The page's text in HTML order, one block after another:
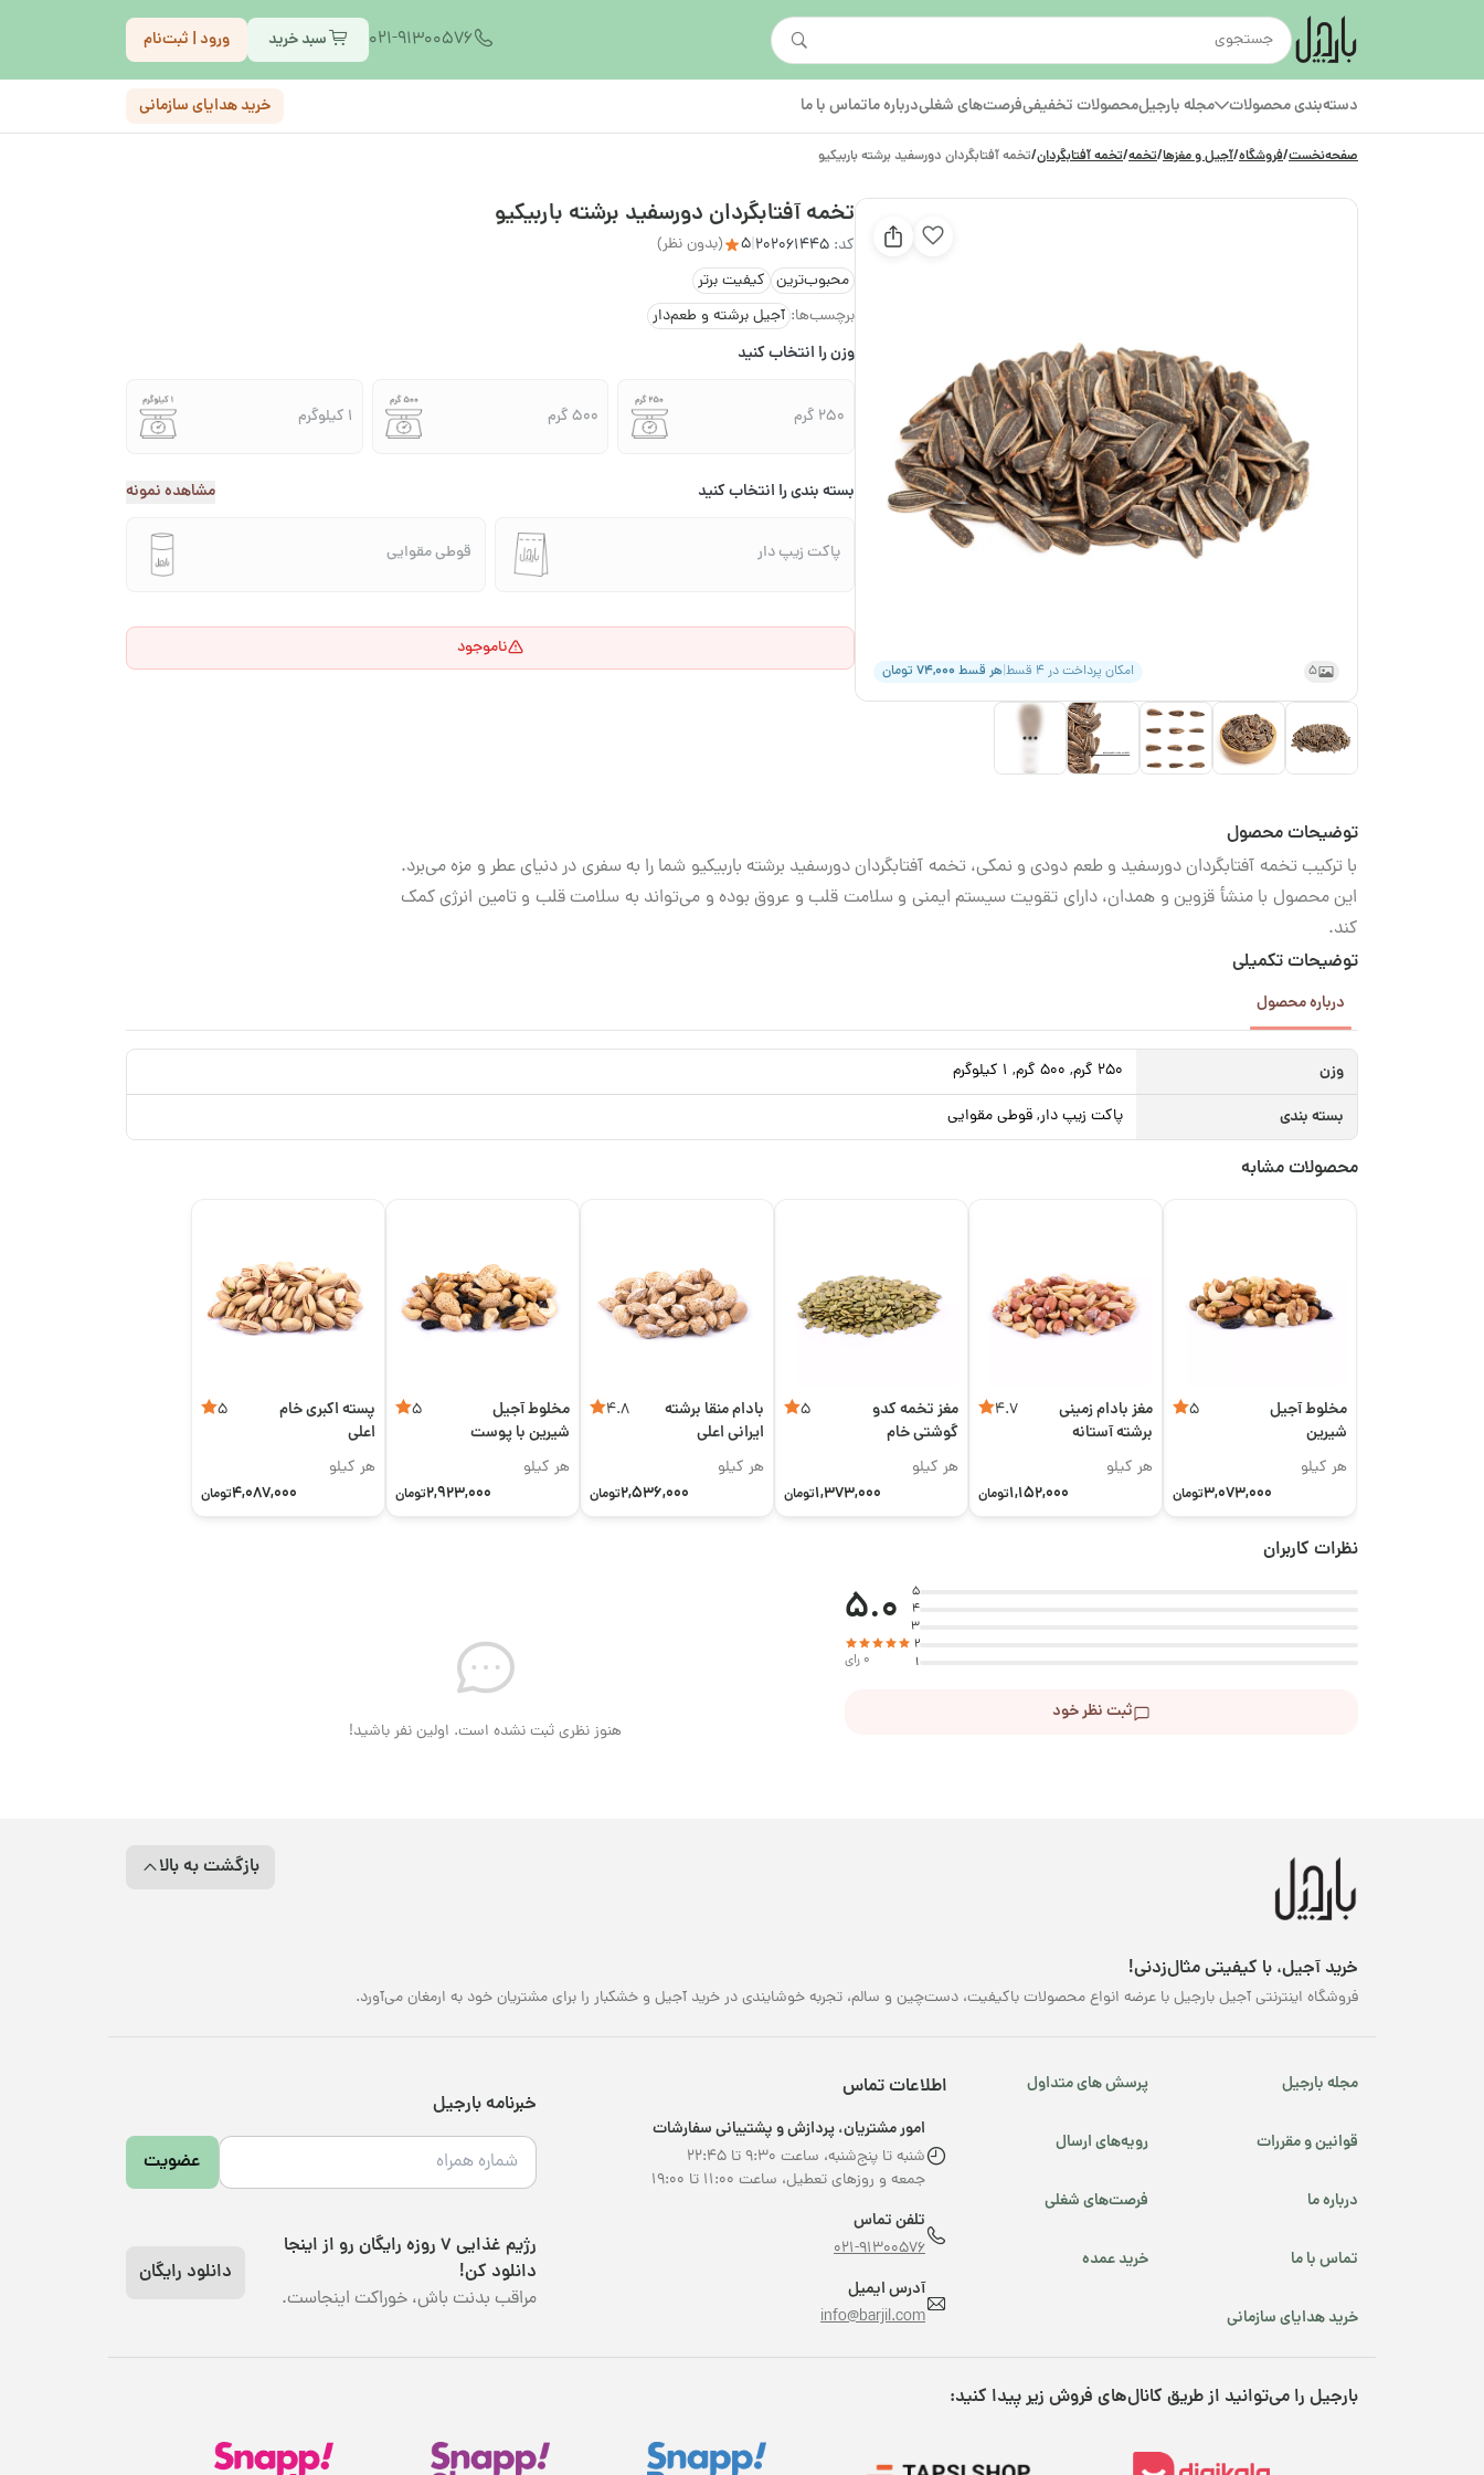
021-91300576 سبد خرید ورود | ثبت‌نام
دسته‌بندی محصولات مجله بارجیلمحصولات تخفیفیفرصت‌های شغلیدرباره ماتماس با ما خرید هدایای سازمانی
صفحه‌نخست/فروشگاه/آجیل و مغزها/تخمه/تخمه آفتابگردان/تخمه آفتابگردان دورسفید برشته باربیکیو
5 امکان پرداخت در ۴ قسط |هر قسط ۷۴,۰۰۰ تومان
تخمه آفتابگردان دورسفید برشته باربیکیو
کد: 202061445
|
5
(بدون نظر)
محبوب‌ترین کیفیت برتر
برچسب‌ها: آجیل برشته و طعم‌دار
وزن را انتخاب کنید
250 گرم 500 گرم 1 کیلوگرم
بسته بندی را انتخاب کنید مشاهده نمونه
پاکت زیپ دار قوطی مقوایی
ناموجود
توضیحات محصول
با ترکیب تخمه آفتابگردان دورسفید و طعم دودی و نمکی، تخمه آفتابگردان دورسفید برشته باربیکیو شما را به سفری در دنیای عطر و مزه می‌برد.
این محصول با منشأ قزوین و همدان، دارای تقویت سیستم ایمنی و سلامت قلب و عروق بوده و می‌تواند به سلامت قلب و تامین انرژی کمک
کند.
توضیحات تکمیلی
درباره محصول
وزن 250 گرم, 500 گرم, 1 کیلوگرم
بسته بندی پاکت زیپ دار, قوطی مقوایی
محصولات مشابه
مخلوط آجیل
شیرین
5
هر کیلو
3,073,000تومان
مغز بادام زمینی
برشته آستانه
اعلی
4.7
هر کیلو
1,152,000تومان
مغز تخمه کدو
گوشتی خام
5
هر کیلو
1,373,000تومان
بادام منقا برشته
ایرانی اعلی
4.8
هر کیلو
2,536,000تومان
مخلوط آجیل
شیرین با پوست
5
هر کیلو
2,923,000تومان
پسته اکبری خام
اعلی
5
هر کیلو
4,087,000تومان
نظرات کاربران
5
4
3
2
1
5.0
0 رای
ثبت نظر خود
هنوز نظری ثبت نشده است. اولین نفر باشید!
بازگشت به بالا
خرید آجیل، با کیفیتی مثال‌زدنی!
فروشگاه اینترنتی آجیل بارجیل با عرضه انواع محصولات باکیفیت، دست‌چین و سالم، تجربه خوشایندی در خرید آجیل و خشکبار را برای مشتریان خود به ارمغان می‌آورد.
مجله بارجیل پرسش های متداول
قوانین و مقررات رویه‌های ارسال
درباره ما فرصت‌های شغلی
تماس با ما خرید عمده
خرید هدایای سازمانی
اطلاعات تماس
امور مشتریان، پردازش و پشتیبانی سفارشات
شنبه تا پنج‌شنبه، ساعت ۹:۳۰ تا ۲۲:۴۵
جمعه و روزهای تعطیل، ساعت ۱۱:۰۰ تا ۱۹:۰۰
تلفن تماس
021-91300576
آدرس ایمیل
info@barjil.com
خبرنامه بارجیل
عضویت
رژیم غذایی 7 روزه رایگان رو از اینجا
دانلود کن!
مراقب بدنت باش، خوراکت اینجاست.
دانلود رایگان
بارجیل را می‌توانید از طریق کانال‌های فروش زیر پیدا کنید: